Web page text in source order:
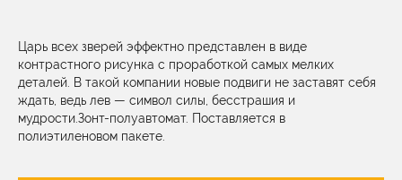
Царь всех зверей эффектно представлен в виде
контрастного рисунка с проработкой самых мелких
деталей. В такой компании новые подвиги не заставят себя
ждать, ведь лев — символ силы, бесстрашия и
мудрости.Зонт-полуавтомат. Поставляется в
полиэтиленовом пакете.